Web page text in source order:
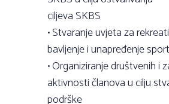
ciljeva SKBS
• Stvaranje uvjeta za
bavljenje i unapređenje
• Organiziranje društvenih i
aktivnosti članova u cilju
podrške